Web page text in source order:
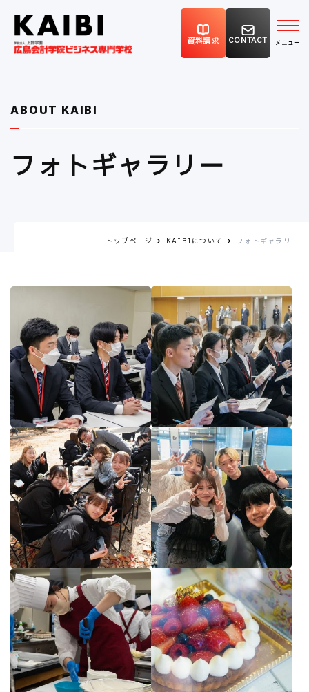
資料請求 CONTACT
ABOUT KAIBI
フォトギャラリー
トップページ KAIBIについて フォトギャラリー